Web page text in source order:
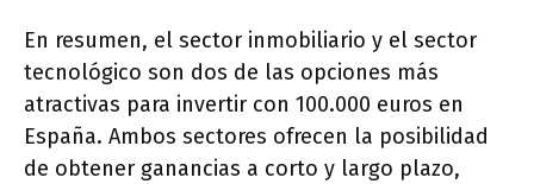
En resumen, el sector inmobiliario y el sector
tecnológico son dos de las opciones más
atractivas para invertir con 100.000 euros en
España. Ambos sectores ofrecen la posibilidad
de obtener ganancias a corto y largo plazo,